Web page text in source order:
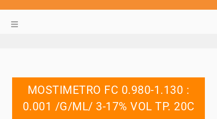
ShopMOSTIMETRO FC 0.980-1.130 :
0.001 /G/ML/ 3-17% VOL TP. 20C